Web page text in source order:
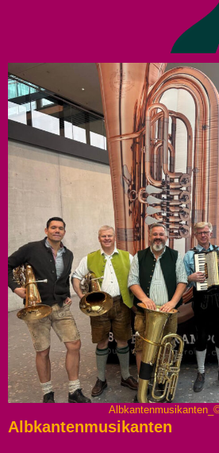
Albkantenmusikanten